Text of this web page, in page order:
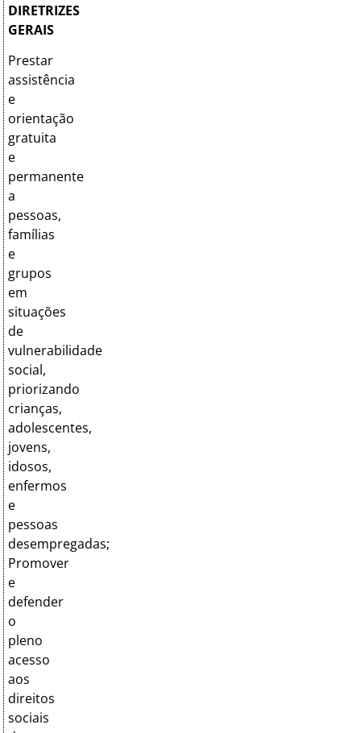
DIRETRIZES
GERAIS
Prestar
assistência
e
orientação
gratuita
e
permanente
a
pessoas,
famílias
e
grupos
em
situações
de
vulnerabilidade
social,
priorizando
crianças,
adolescentes,
jovens,
idosos,
enfermos
e
pessoas
desempregadas;
Promover
e
defender
o
pleno
acesso
aos
direitos
sociais